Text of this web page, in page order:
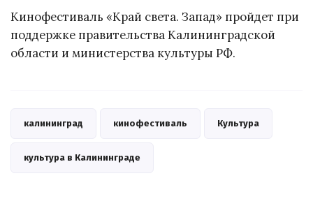
Кинофестиваль «Край света. Запад» пройдет при
поддержке правительства Калининградской
области и министерства культуры РФ.
калининград кинофестиваль Культура
культура в Калининграде